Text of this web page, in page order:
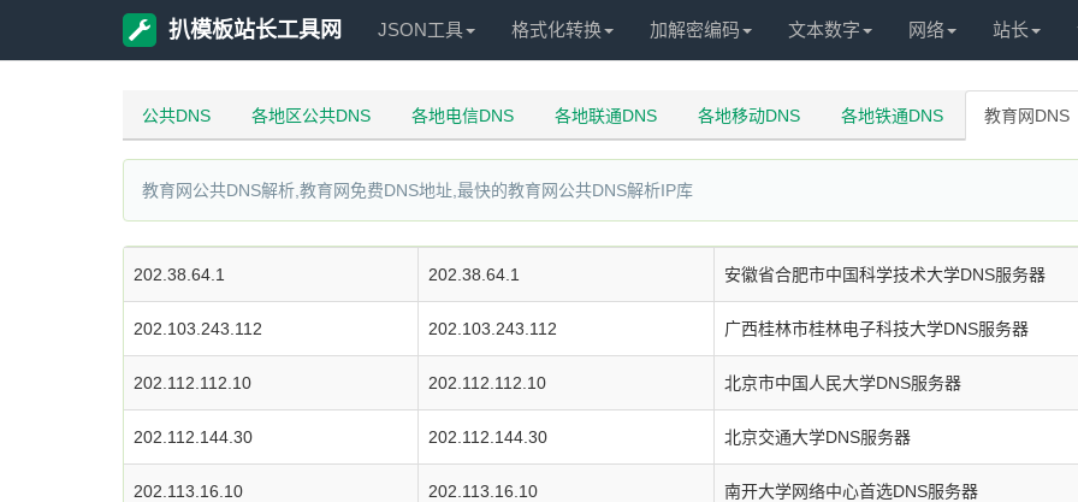
扒模板站长工具网 JSON工具 格式化转换 加解密编码 文本数字 网络 站长
公共DNS 各地区公共DNS 各地电信DNS 各地联通DNS 各地移动DNS 各地铁通DNS 教育网DNS
教育网公共DNS解析,教育网免费DNS地址,最快的教育网公共DNS解析IP库
202.38.64.1 202.38.64.1 安徽省合肥市中国科学技术大学DNS服务器
202.103.243.112 202.103.243.112 广西桂林市桂林电子科技大学DNS服务器
202.112.112.10 202.112.112.10 北京市中国人民大学DNS服务器
202.112.144.30 202.112.144.30 北京交通大学DNS服务器
202.113.16.10 202.113.16.10 南开大学网络中心首选DNS服务器